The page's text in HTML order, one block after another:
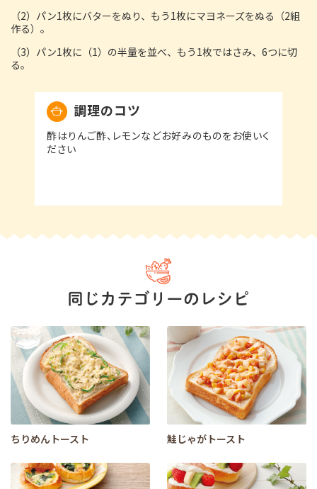
（2）パン1枚にバターをぬり、もう1枚にマヨネーズをぬる（2組
作る）。
（3）パン1枚に（1）の半量を並べ、もう1枚ではさみ、6つに切
る。
調理のコツ
酢はりんご酢、レモンなどお好みのものをお使いく
ださい
ちりめんトースト 鮭じゃがトースト